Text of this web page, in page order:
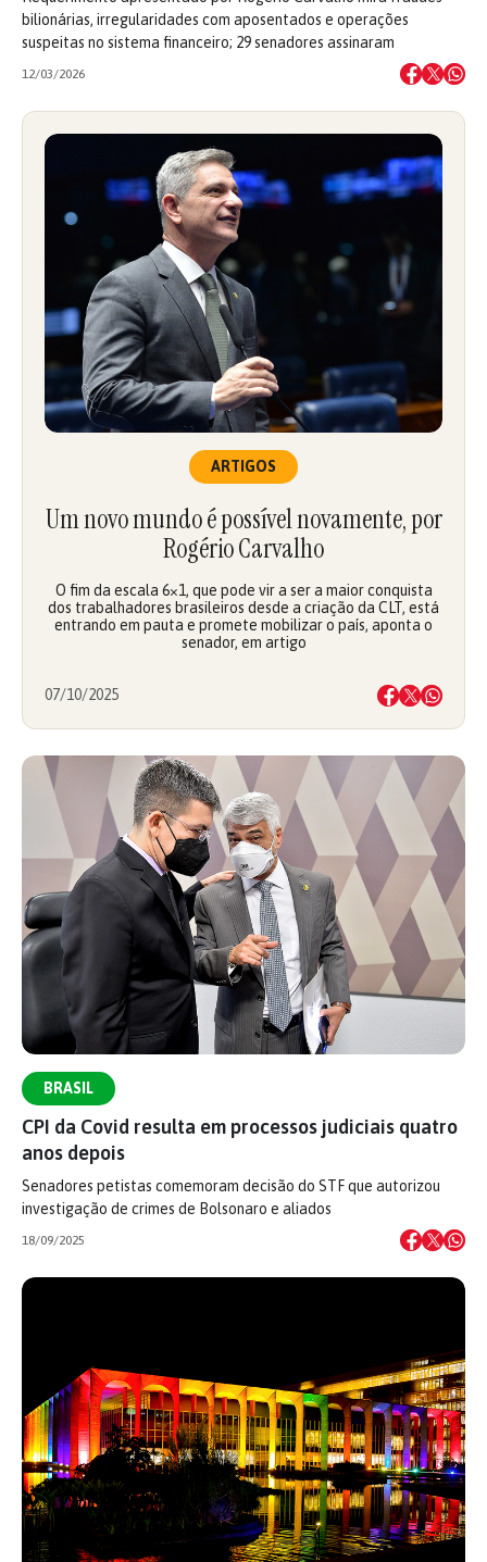
bilionárias, irregularidades com aposentados e operações
suspeitas no sistema financeiro; 29 senadores assinaram
12/03/2026
ARTIGOS
Um novo mundo é possível novamente, por
Rogério Carvalho
O fim da escala 6×1, que pode vir a ser a maior conquista
dos trabalhadores brasileiros desde a criação da CLT, está
entrando em pauta e promete mobilizar o país, aponta o
senador, em artigo
07/10/2025
BRASIL
CPI da Covid resulta em processos judiciais quatro
anos depois
Senadores petistas comemoram decisão do STF que autorizou
investigação de crimes de Bolsonaro e aliados
18/09/2025